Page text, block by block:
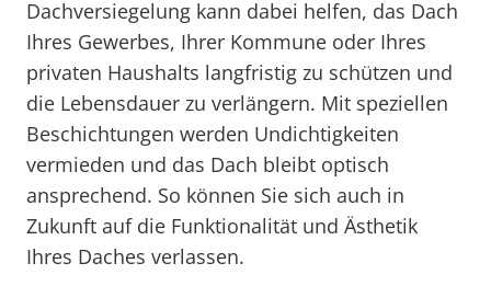
Dachversiegelung kann dabei helfen, das Dach
Ihres Gewerbes, Ihrer Kommune oder Ihres
privaten Haushalts langfristig zu schützen und
die Lebensdauer zu verlängern. Mit speziellen
Beschichtungen werden Undichtigkeiten
vermieden und das Dach bleibt optisch
ansprechend. So können Sie sich auch in
Zukunft auf die Funktionalität und Ästhetik
Ihres Daches verlassen.